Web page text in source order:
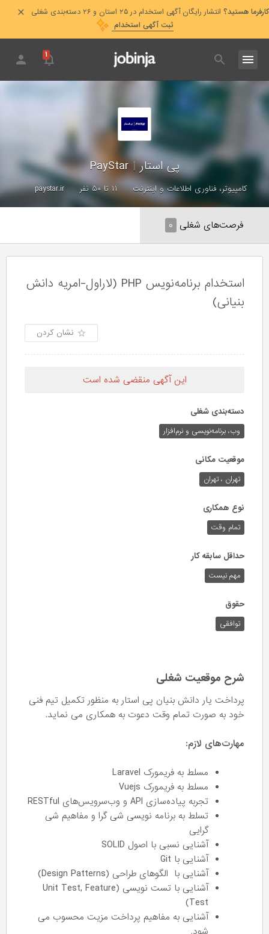
کارفرما هستید؟ انتشار رایگان آگهی استخدام در ۲۵ استان و ۲۶ دسته‌بندی شغلی
ثبت آگهی استخدام
۱
پی استار|
PayStar
کامپیوتر، فناوری اطلاعات و اینترنت ۱۱ تا ۵۰ نفر paystar.ir
فرصت‌های شغلی ۰
استخدام برنامه‌نویس PHP (لاراول-امریه دانش
بنیانی)
نشان کردن
این آگهی منقضی شده است
دسته‌بندی شغلی
وب،‌ برنامه‌نویسی و نرم‌افزار
موقعیت مکانی
تهران ، تهران
نوع همکاری
تمام وقت
حداقل سابقه کار
مهم نیست
حقوق
توافقی
شرح موقعیت شغلی
پرداخت یار دانش بنیان پی استار به منظور تکمیل تیم فنی
خود به صورت تمام وقت دعوت به همکاری می نماید.
مهارت‌های لازم:
مسلط به فریمورک Laravel
مسلط به فریمورک Vuejs
تجربه پیاده‌سازی API و وب‌سرویس‌های RESTful
تسلط به برنامه نویسی شی گرا و مفاهیم شی
گرایی
آشنایی نسبی با اصول SOLID
آشنایی با Git
آشنایی با الگوهای طراحی (Design Patterns)
آشنایی با تست نویسی (Unit Test, Feature
Test)
آشنایی به مفاهیم پرداخت مزیت محسوب می